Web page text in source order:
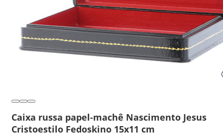
Caixa russa papel-machê Nascimento Jesus
Cristoestilo Fedoskino 15x11 cm